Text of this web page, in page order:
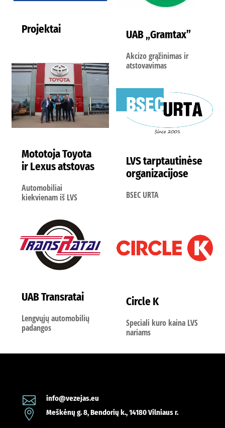
Projektai UAB „Gramtax”
Akcizo grąžinimas ir
atstovavimas
Mototoja Toyota
ir Lexus atstovas
Automobiliai
kiekvienam iš LVS
LVS tarptautinėse
organizacijose
BSEC URTA
UAB Transratai
Lengvųjų automobilių
padangos
Circle K
Speciali kuro kaina LVS
nariams
 info@vezejas.eu
 Meškėnų g. 8, Bendorių k., 14180 Vilniaus r.